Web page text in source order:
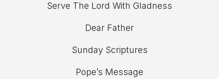
Serve The Lord With Gladness
Dear Father
Sunday Scriptures
Pope’s Message